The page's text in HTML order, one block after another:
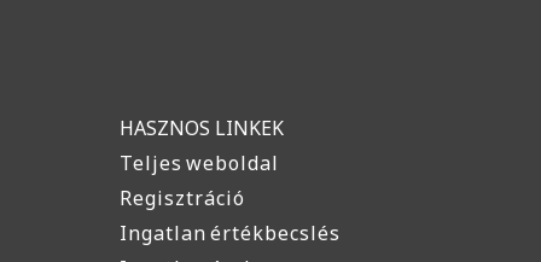
HASZNOS LINKEK
Teljes weboldal
Regisztráció
Ingatlan értékbecslés